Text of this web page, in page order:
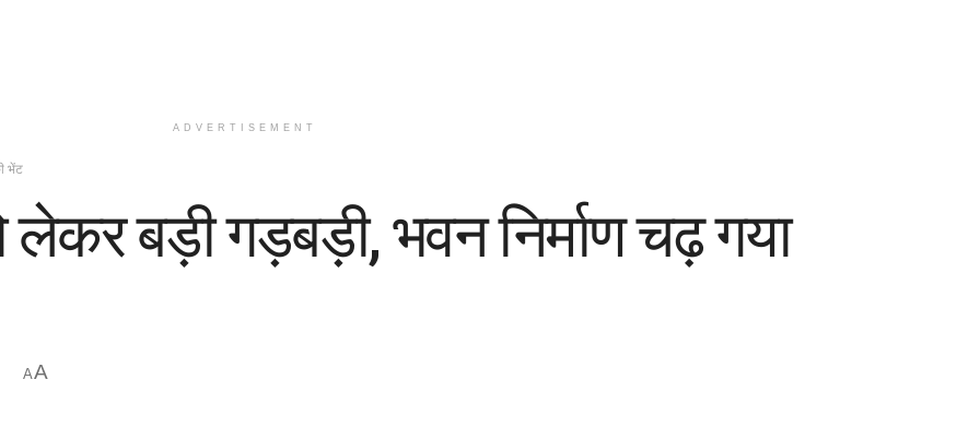
ADVERTISEMENT
भेंट
बड़ी गड़बड़ी, भवन निर्माण चढ़ गया
AA